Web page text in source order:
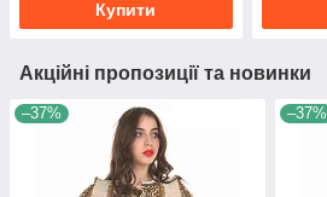
Купити
Акційні пропозиції та новинки
–37% –37%